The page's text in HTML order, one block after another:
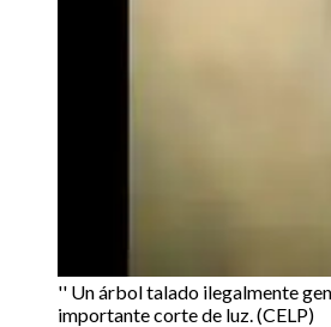
'' Un árbol talado ilegalmente
importante corte de luz. (CELP)